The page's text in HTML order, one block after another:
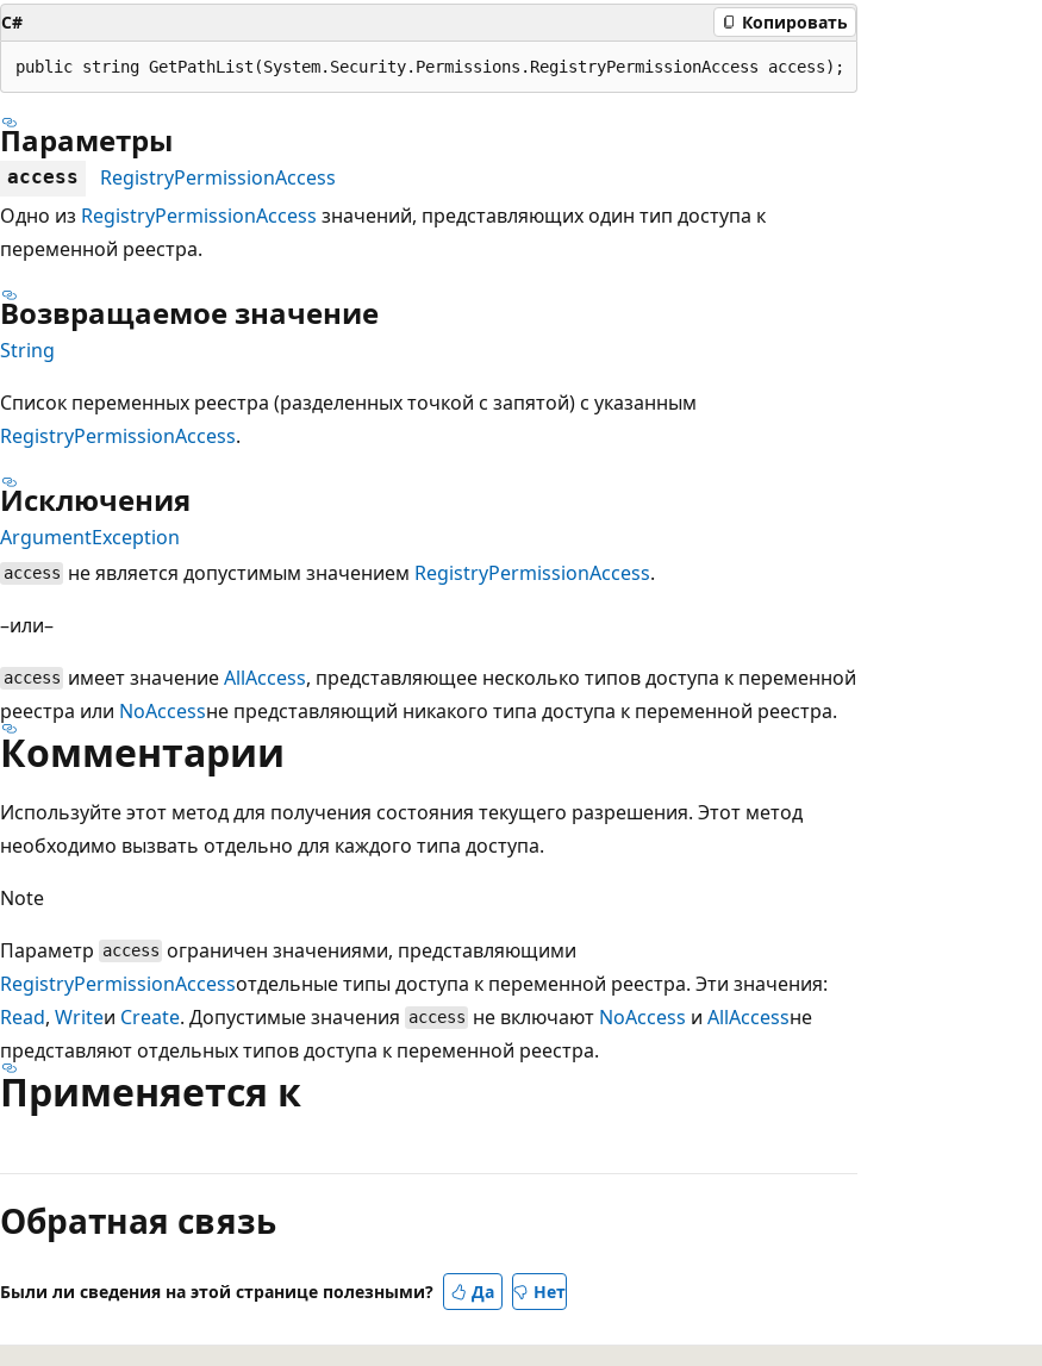
C# Копировать
public string GetPathList(System.Security.Permissions.RegistryPermissionAccess access);
Параметры
access
RegistryPermissionAccess
Одно из RegistryPermissionAccess значений, представляющих один тип доступа к
переменной реестра.
Возвращаемое значение
String
Список переменных реестра (разделенных точкой с запятой) с указанным
RegistryPermissionAccess.
Исключения
ArgumentException
access не является допустимым значением RegistryPermissionAccess.
–или–
access имеет значениеAllAccess, представляющее несколько типов доступа к переменной
реестра или NoAccessне представляющий никакого типа доступа к переменной реестра.
Комментарии
Используйте этот метод для получения состояния текущего разрешения. Этот метод
необходимо вызвать отдельно для каждого типа доступа.
Note
Параметр access ограничен значениями, представляющими
RegistryPermissionAccessотдельные типы доступа к переменной реестра. Эти значения:
Read, Writeи Create. Допустимые значения access не включают NoAccess иAllAccessне
представляют отдельных типов доступа к переменной реестра.
Применяется к
чтения
выключен
Обратная связь
Были ли сведения на этой странице полезными? Да Нет